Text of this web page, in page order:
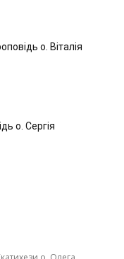
о. Віталія
о. Сергія